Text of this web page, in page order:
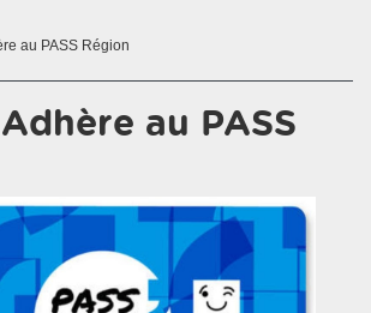
au PASS Région
au PASS